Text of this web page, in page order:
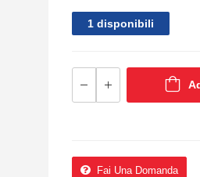
1 disponibili
Fai Una Domanda